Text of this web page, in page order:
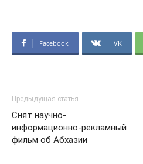
Facebook VK
Предыдущая статья
Снят научно-
информационно-рекламный
фильм об Абхазии